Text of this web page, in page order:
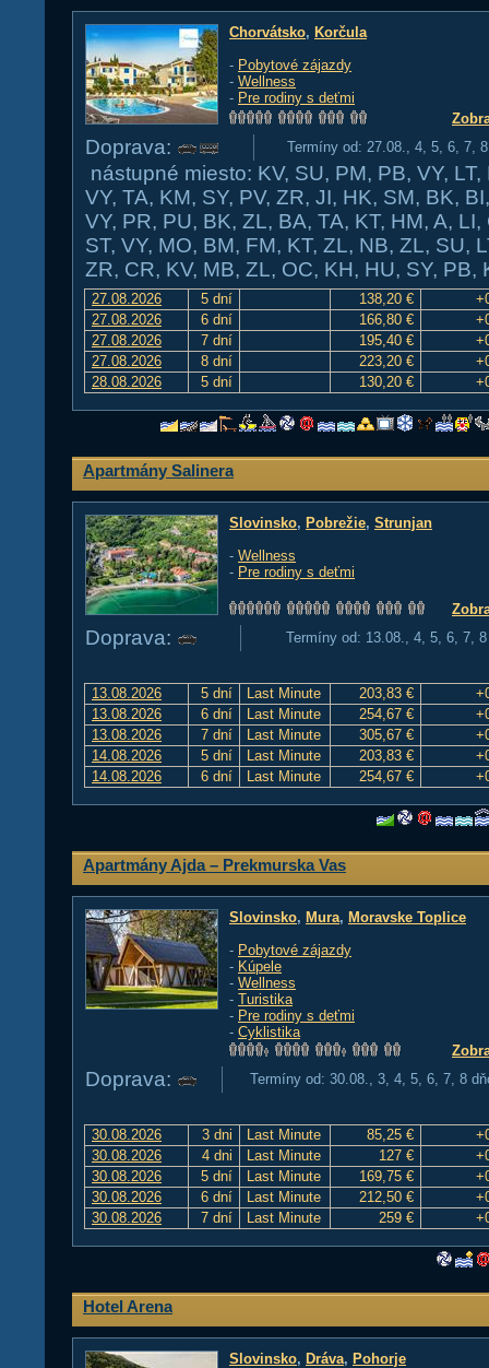
Chorvátsko, Korčula
- Pobytové zájazdy
- Wellness
- Pre rodiny s deťmi
Doprava: Termíny od: 27.08., 4, 5, 6, 7,
nástupné miesto: KV, SU, PM, PB, VY,
VY, TA, KM, SY, PV, ZR, JI, HK, SM, BK,
VY, PR, PU, BK, ZL, BA, TA, KT, HM, A,
ST, VY, MO, BM, FM, KT, ZL, NB, ZL, SU,
ZR, CR, KV, MB, ZL, OC, KH, HU, SY, PB,
27.08.2026 5 dní 138,20 €
27.08.2026
6 dní 166,80 €
27.08.2026
7 dní 195,40 €
27.08.2026
8 dní 223,20 €
28.08.2026
5 dní 130,20 €
Apartmány Salinera
Slovinsko, Pobrežie, Strunjan
- Wellness
- Pre rodiny s deťmi
Doprava: Termíny od: 13.08., 4, 5, 6, 7,
13.08.2026 5 dní Last Minute 203,83 €
13.08.2026
6 dní Last Minute 254,67 €
13.08.2026
7 dní Last Minute 305,67 €
14.08.2026
5 dní Last Minute 203,83 €
14.08.2026
6 dní Last Minute 254,67 €
Apartmány Ajda – Prekmurska Vas
Slovinsko, Mura, Moravske Toplice
- Pobytové zájazdy
- Kúpele
- Wellness
- Turistika
- Pre rodiny s deťmi
- Cyklistika
Doprava: Termíny od: 30.08., 3, 4, 5, 6, 7, 8
30.08.2026 3 dni Last Minute 85,25 €
30.08.2026
4 dni Last Minute 127 €
30.08.2026
5 dní Last Minute 169,75 €
30.08.2026
6 dní Last Minute 212,50 €
30.08.2026
7 dní Last Minute 259 €
Hotel Arena
Slovinsko, Dráva, Pohorje